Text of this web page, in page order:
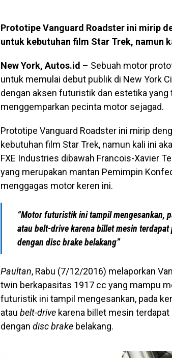
Prototipe Vanguard Roadster ini mirip
untuk kebutuhan film Star Trek, namun
New York, Autos.id – Sebuah motor
untuk memulai debut publik di New York
dengan aksen futuristik dan estetika yang
menggemparkan pecinta motor sejagad.
Prototipe Vanguard Roadster ini mirip
kebutuhan film Star Trek, namun kali ini
FXE Industries dibawah Francois-Xavier
yang merupakan mantan Pemimpin
menggagas motor keren ini.
“Motor futuristik ini tampil mengesankan,
atau belt-drive karena billet mesin
dengan disc brake belakang”
Paultan, Rabu (7/12/2016) melaporkan
twin berkapasitas 1917 cc yang mampu
futuristik ini tampil mengesankan, pada
atau belt-drive karena billet mesin
dengan disc brake belakang.